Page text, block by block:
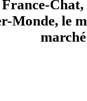
France-Chat,
Monde, le